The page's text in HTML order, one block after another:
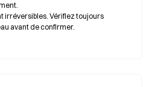
irréversibles. Vérifiez toujours
avant de confirmer.